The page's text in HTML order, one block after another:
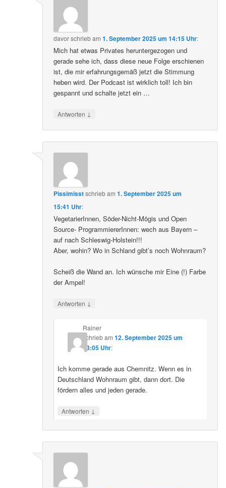
davorschriebam1. September 2025 um 14:15 Uhr:
Mich hat etwas Privates heruntergezogen und
gerade sehe ich, dass diese neue Folge erschienen
ist, die mir erfahrungsgemäß jetzt die Stimmung
heben wird. Der Podcast ist wirklich toll! Ich bin
gespannt und schalte jetzt ein …
Antworten ↓
Pissimisstschriebam1. September 2025 um
15:41 Uhr:
VegetarierInnen, Söder-Nicht-Mögis und Open
Source- ProgrammiererInnen: wech aus Bayern –
auf nach Schleswig-Holstein!!!
Aber, wohin? Wo in Schland gibt’s noch Wohnraum?
Scheiß die Wand an. Ich wünsche mir Eine (!) Farbe
der Ampel!
Antworten ↓
Rainer
schriebam 12. September 2025 um
23:05 Uhr:
Ich komme gerade aus Chemnitz. Wenn es in
Deutschland Wohnraum gibt, dann dort. Die
fördern alles und jeden gerade.
Antworten ↓